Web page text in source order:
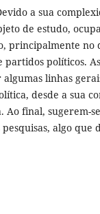
a sua
de estudo,
principalmente no
partidos políticos.
algumas linhas
desde a sua
Ao final, sugerem-
algo que